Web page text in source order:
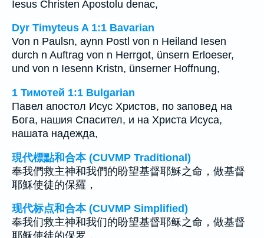
Iesus Christen Apostolu denac,
Dyr Timyteus A 1:1 Bavarian
Von n Paulsn, aynn Postl von n Heiland Iesen
durch n Auftrag von n Herrgot, ünsern Erloeser,
und von n Iesenn Kristn, ünserner Hoffnung,
1 Тимотей 1:1 Bulgarian
Павел апостол Исус Христов, по заповед на
Бога, нашия Спасител, и на Христа Исуса,
нашата надежда,
現代標點和合本 (CUVMP Traditional)
奉我們救主神和我們的盼望基督耶穌之命，做基督
耶穌使徒的保羅，
现代标点和合本 (CUVMP Simplified)
奉我们救主神和我们的盼望基督耶稣之命，做基督